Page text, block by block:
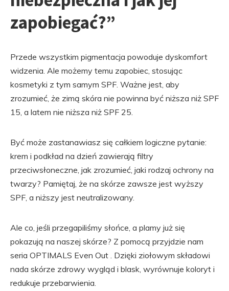
zapobiegać?”
Przede wszystkim pigmentacja powoduje dyskomfort
widzenia. Ale możemy temu zapobiec, stosując
kosmetyki z tym samym SPF. Ważne jest, aby
zrozumieć, że zimą skóra nie powinna być niższa niż SPF
15, a latem nie niższa niż SPF 25.
Być może zastanawiasz się całkiem logiczne pytanie:
krem ​​i podkład na dzień zawierają filtry
przeciwsłoneczne, jak zrozumieć, jaki rodzaj ochrony na
twarzy? Pamiętaj, że na skórze zawsze jest wyższy
SPF, a niższy jest neutralizowany.
Ale co, jeśli przegapiliśmy słońce, a plamy już się
pokazują na naszej skórze? Z pomocą przyjdzie nam
seria OPTIMALS Even Out . Dzięki ziołowym składowi
nada skórze zdrowy wygląd i blask, wyrównuje koloryt i
redukuje przebarwienia.